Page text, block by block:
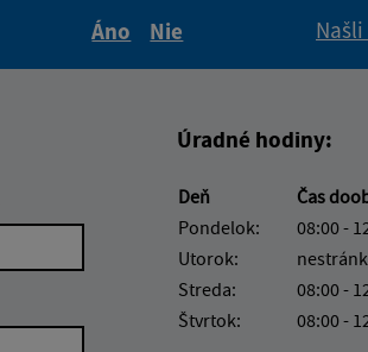
Áno
Nie
Úradné hodiny:
Deň
Čas
Pondelok:
08:00 -
Utorok:
Streda:
08:00 -
Štvrtok:
08:00 -